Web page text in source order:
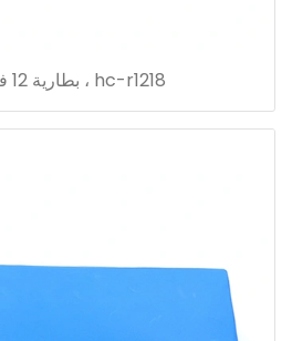
hc-r1218 ، بطارية 12 فولت 18ah